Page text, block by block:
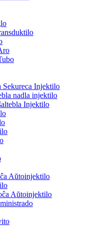
Sekureca Injektilo
nadla injektilo
Injektilo
Aŭtoinjektilo
Aŭtoinjektilo